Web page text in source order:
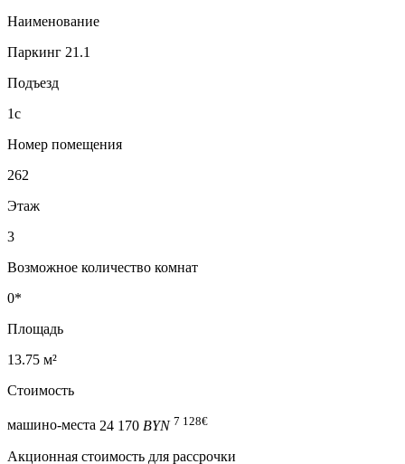
Наименование
Паркинг 21.1
Подъезд
1с
Номер помещения
262
Этаж
3
Возможное количество комнат
0*
Площадь
13.75 м²
Стоимость
машино-места 24 170 BYN 7 128€
Акционная стоимость для рассрочки